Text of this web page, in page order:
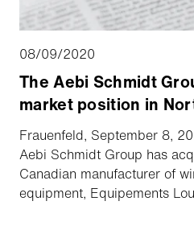
08/09/2020
The Aebi Schmidt
market position in
Frauenfeld, September 8,
Aebi Schmidt Group has
Canadian manufacturer of
equipment, Equipements